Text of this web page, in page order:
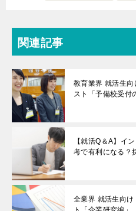
関連記事
教育業界 就活生
スト「予備校受付
【就活Q＆A】イ
考で有利になる？
全業界 就活生向